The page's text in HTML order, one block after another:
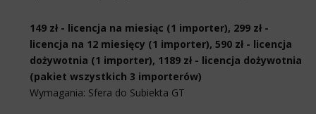
149 zł - licencja na miesiąc (1 importer), 299 zł -
licencja na 12 miesięcy (1 importer), 590 zł - licencja
dożywotnia (1 importer), 1189 zł - licencja dożywotnia
(pakiet wszystkich 3 importerów)
Wymagania: Sfera do Subiekta GT